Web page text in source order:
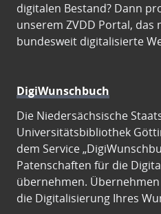
digitalen Bestand? Dann
unserem ZVDD Portal, das
bundesweit digitalisierte
DigiWunschbuch
Die Niedersächsische
Universitätsbibliothek
dem Service
Patenschaften für die
übernehmen.
die Digitalisierung Ihres